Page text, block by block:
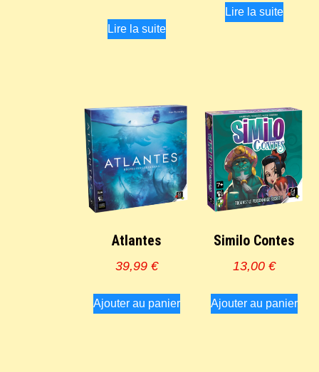
Lire la suite
Lire la suite
Atlantes
39,99 €
Ajouter au panier
Similo Contes
13,00 €
Ajouter au panier